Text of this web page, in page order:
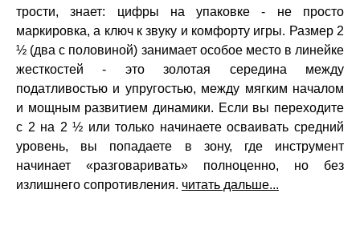
трости, знает: цифры на упаковке - не просто
маркировка, а ключ к звуку и комфорту игры. Размер 2
½ (два с половиной) занимает особое место в линейке
жесткостей - это золотая середина между
податливостью и упругостью, между мягким началом
и мощным развитием динамики. Если вы переходите
с 2 на 2 ½ или только начинаете осваивать средний
уровень, вы попадаете в зону, где инструмент
начинает «разговаривать» полноценно, но без
излишнего сопротивления. читать дальше...